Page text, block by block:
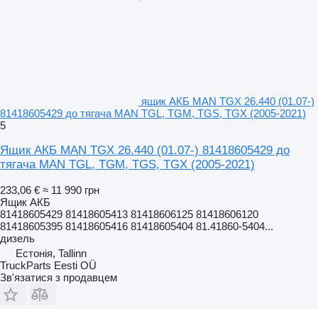
ящик АКБ MAN TGX 26.440 (01.07-)
81418605429 до тягача MAN TGL, TGM, TGS, TGX (2005-2021)
5
Ящик АКБ MAN TGX 26.440 (01.07-) 81418605429 до
тягача MAN TGL, TGM, TGS, TGX (2005-2021)
233,06 € ≈ 11 990 грн
Ящик АКБ
81418605429 81418605413 81418606125 81418606120
81418605395 81418605416 81418605404 81.41860-5404...
дизель
Естонія, Tallinn
TruckParts Eesti OÜ
Зв'язатися з продавцем